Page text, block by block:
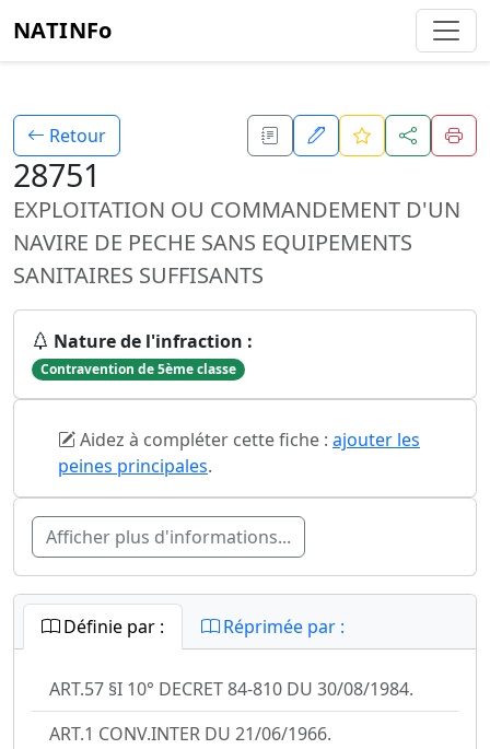
NATINFo
Retour
28751
EXPLOITATION OU COMMANDEMENT D'UN
NAVIRE DE PECHE SANS EQUIPEMENTS
SANITAIRES SUFFISANTS
Nature de l'infraction :
Contravention de 5ème classe
Aidez à compléter cette fiche : ajouter les
peines principales.
Afficher plus d'informations...
Définie par : Réprimée par :
ART.57 §I 10° DECRET 84-810 DU 30/08/1984.
ART.1 CONV.INTER DU 21/06/1966.